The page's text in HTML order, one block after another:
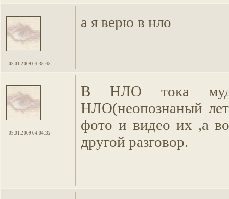
03.01.2009 04:38:48
а я верю в нло
05.01.2009 04:04:32
В НЛО тока
НЛО(неопознаный
фото и видео их ,а
другой разговор.